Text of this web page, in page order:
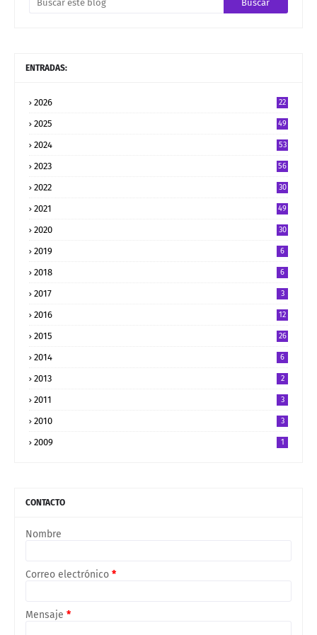
ENTRADAS:
2026 22
2025 49
2024 53
2023 56
2022 30
2021 49
2020 30
2019 6
2018 6
2017 3
2016 12
2015 26
2014 6
2013 2
2011 3
2010 3
2009 1
CONTACTO
Nombre
Correo electrónico *
Mensaje *